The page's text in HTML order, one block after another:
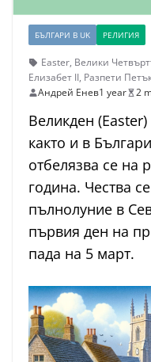
БЪЛГАРИ В UK РЕЛИГИЯ
Easter, Велики
Елизабет II, Разпети
Андрей Енев1 year 2
Великден
както и в
отбелязва се на
година. Чества
пълнолуние в
първия ден на
пада на 5 март.